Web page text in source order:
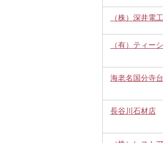
（株）深井電工
（有）ティー
海老名国分寺
長谷川石材店